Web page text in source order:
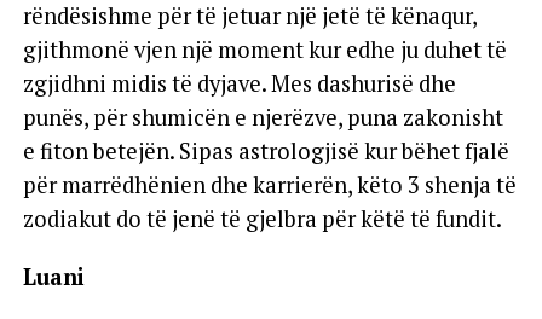
rëndësishme për të jetuar një jetë të kënaqur,
gjithmonë vjen një moment kur edhe ju duhet të
zgjidhni midis të dyjave. Mes dashurisë dhe
punës, për shumicën e njerëzve, puna zakonisht
e fiton betejën. Sipas astrologjisë kur bëhet fjalë
për marrëdhënien dhe karrierën, këto 3 shenja të
zodiakut do të jenë të gjelbra për këtë të fundit.
Luani